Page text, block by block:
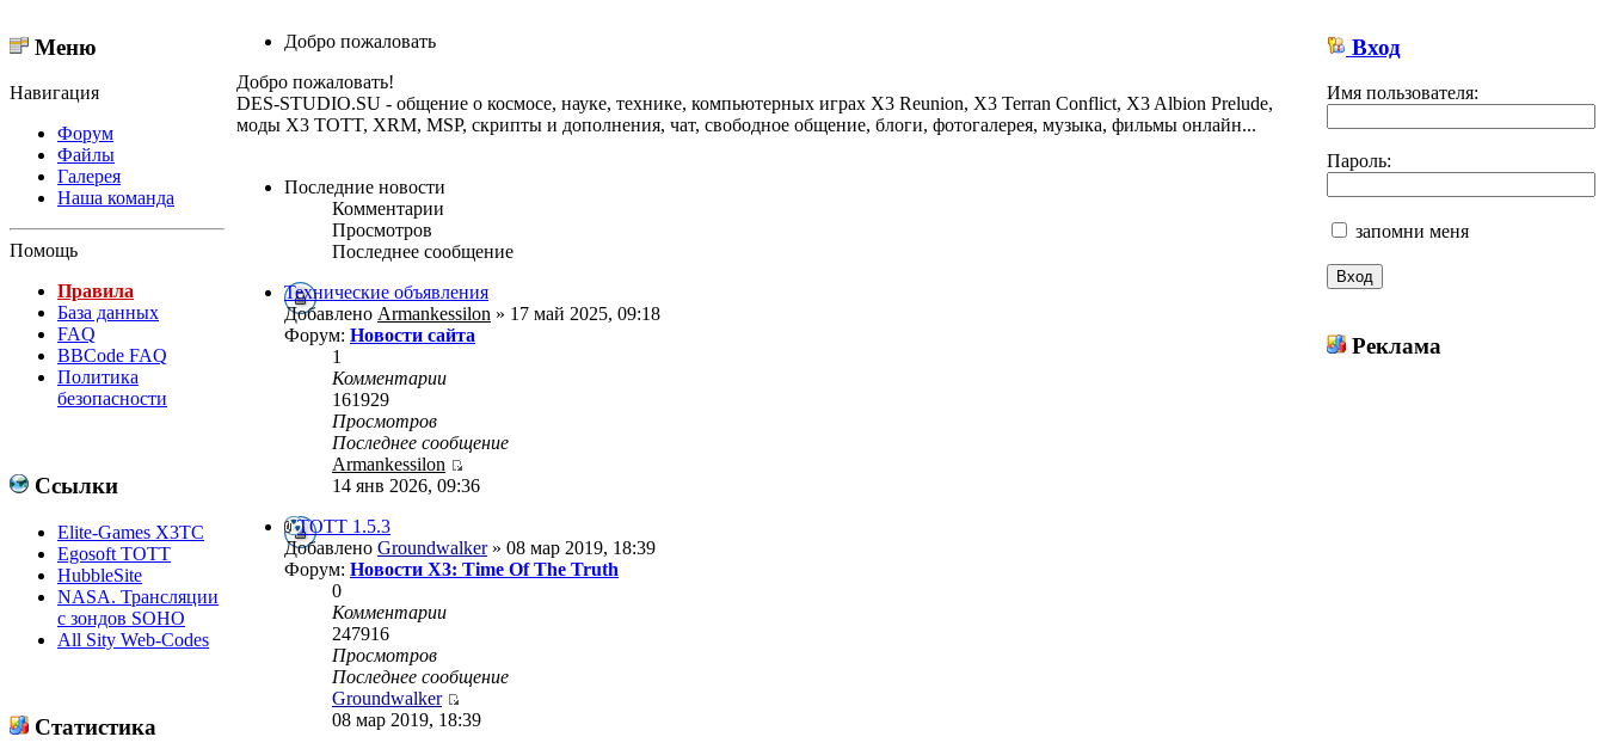
Меню
Навигация
Форум
Файлы
Галерея
Наша команда
Помощь
Правила
База данных
FAQ
BBCode FAQ
Политика
безопасности
Ссылки
Elite-Games X3TC
Egosoft TOTT
HubbleSite
NASA. Трансляции
с зондов SOHO
All Sity Web-Codes
Статистика
Добро пожаловать
Добро пожаловать!
DES-STUDIO.SU - общение о космосе, науке, технике, компьютерных играх X3 Reunion, X3 Terran Conflict, X3 Albion Prelude,
моды X3 TOTT, XRM, MSP, скрипты и дополнения, чат, свободное общение, блоги, фотогалерея, музыка, фильмы онлайн...
Последние новости
Комментарии
Просмотров
Последнее сообщение
Технические объявления
Добавлено Armankessilon » 17 май 2025, 09:18
Форум: Новости сайта
1
Комментарии
161929
Просмотров
Последнее сообщение
Armankessilon
14 янв 2026, 09:36
ТОТТ 1.5.3
Добавлено Groundwalker» 08 мар 2019, 18:39
Форум: Новости X3: Time Of The Truth
0
Комментарии
247916
Просмотров
Последнее сообщение
Groundwalker
08 мар 2019, 18:39
Вход
Имя пользователя:
Пароль:
запомни меня
Реклама